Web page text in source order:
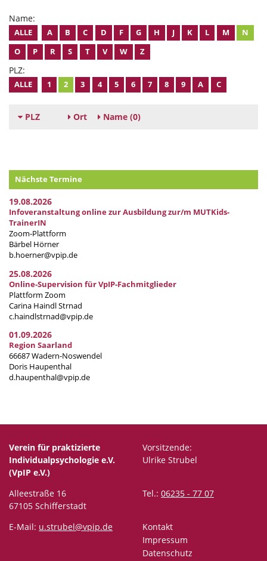
Name:
ALLE A B C D F G H J K L M
N
O
P R S T V W Z
PLZ:
ALLE 1 2 3 4 5 6 7 8 9 A C
PLZ Ort Name (0)
Nächste Termine
19.08.2026
Infoveranstaltung online zur Ausbildung zur/m MUTKids-
TrainerIN
Zoom-Plattform
Bärbel Hörner
b.hoerner@vpip.de
25.08.2026
Online-Supervision für VpIP-Fachmitglieder
Plattform Zoom
Carina Haindl Strnad
c.haindlstrnad@vpip.de
01.09.2026
Region Saarland
66687 Wadern-Noswendel
Doris Haupenthal
d.haupenthal@vpip.de
Verein für praktizierte
Individualpsychologie e.V.
(VpIP e.V.)
Vorsitzende:
Ulrike Strubel
Alleestraße 16
67105 Schifferstadt
Tel.: 06235 - 77 07
E-Mail: u.strubel@vpip.de
Kontakt
Impressum
Datenschutz